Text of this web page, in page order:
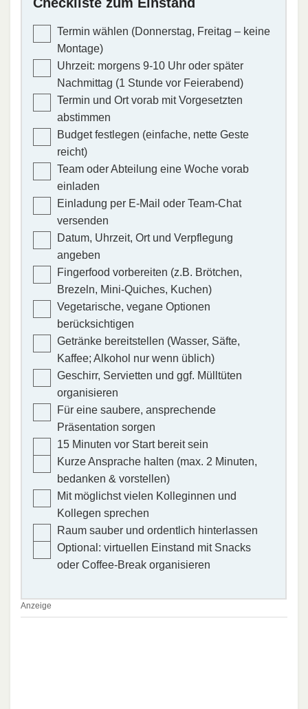
Termin wählen (Donnerstag, Freitag – keine
Montage)
Uhrzeit: morgens 9-10 Uhr oder später
Nachmittag (1 Stunde vor Feierabend)
Termin und Ort vorab mit Vorgesetzten
abstimmen
Budget festlegen (einfache, nette Geste
reicht)
Team oder Abteilung eine Woche vorab
einladen
Einladung per E-Mail oder Team-Chat
versenden
Datum, Uhrzeit, Ort und Verpflegung
angeben
Fingerfood vorbereiten (z.B. Brötchen,
Brezeln, Mini-Quiches, Kuchen)
Vegetarische, vegane Optionen
berücksichtigen
Getränke bereitstellen (Wasser, Säfte,
Kaffee; Alkohol nur wenn üblich)
Geschirr, Servietten und ggf. Mülltüten
organisieren
Für eine saubere, ansprechende
Präsentation sorgen
15 Minuten vor Start bereit sein
Kurze Ansprache halten (max. 2 Minuten,
bedanken & vorstellen)
Mit möglichst vielen Kolleginnen und
Kollegen sprechen
Raum sauber und ordentlich hinterlassen
Optional: virtuellen Einstand mit Snacks
oder Coffee-Break organisieren
Anzeige